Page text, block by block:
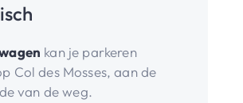
kan je parkeren
Col des Mosses, aan de
van de weg.